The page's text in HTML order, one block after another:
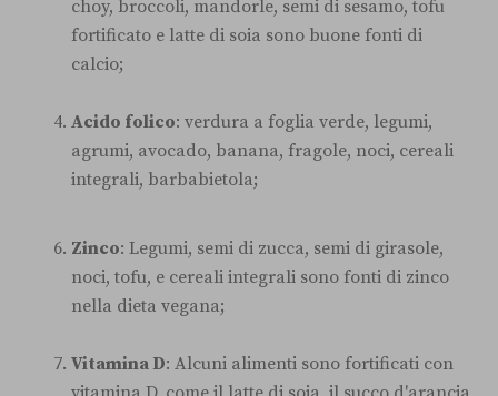
choy, broccoli, mandorle, semi di sesamo, tofu
fortificato e latte di soia sono buone fonti di
calcio;
Acido folico: verdura a foglia verde, legumi,
agrumi, avocado, banana, fragole, noci, cereali
integrali, barbabietola;
Zinco: Legumi, semi di zucca, semi di girasole,
noci, tofu, e cereali integrali sono fonti di zinco
nella dieta vegana;
Vitamina D: Alcuni alimenti sono fortificati con